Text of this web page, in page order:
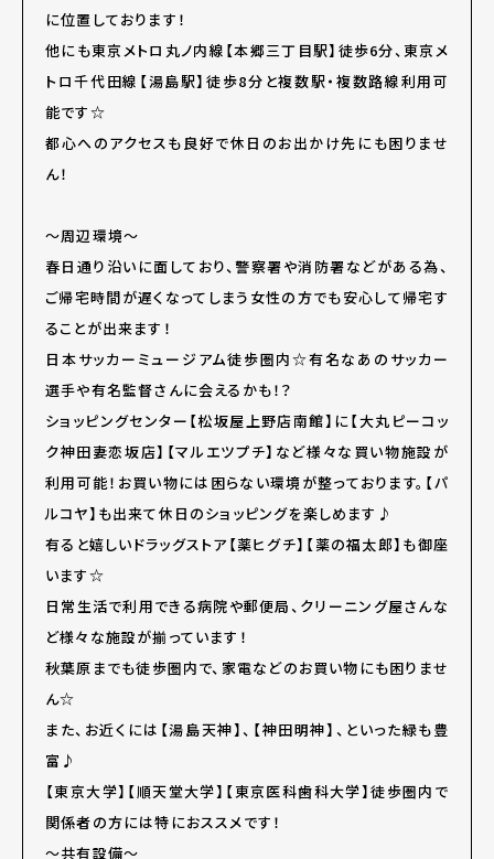
に位置しております！
他にも東京メトロ丸ノ内線【本郷三丁目駅】徒歩6分、東京メ
トロ千代田線【湯島駅】徒歩8分と複数駅・複数路線利用可
能です☆
都心へのアクセスも良好で休日のお出かけ先にも困りませ
ん！
～周辺環境～
春日通り沿いに面しており、警察署や消防署などがある為、
ご帰宅時間が遅くなってしまう女性の方でも安心して帰宅す
ることが出来ます！
日本サッカーミュージアム徒歩圏内☆有名なあのサッカー
選手や有名監督さんに会えるかも！？
ショッピングセンター【松坂屋上野店南館】に【大丸ピーコッ
ク神田妻恋坂店】【マルエツプチ】など様々な買い物施設が
利用可能！お買い物には困らない環境が整っております。【パ
ルコヤ】も出来て休日のショッピングを楽しめます♪
有ると嬉しいドラッグストア【薬ヒグチ】【薬の福太郎】も御座
います☆
日常生活で利用できる病院や郵便局、クリーニング屋さんな
ど様々な施設が揃っています！
秋葉原までも徒歩圏内で、家電などのお買い物にも困りませ
ん☆
また、お近くには【湯島天神】、【神田明神】、といった緑も豊
富♪
【東京大学】【順天堂大学】【東京医科歯科大学】徒歩圏内で
関係者の方には特におススメです！
～共有設備～